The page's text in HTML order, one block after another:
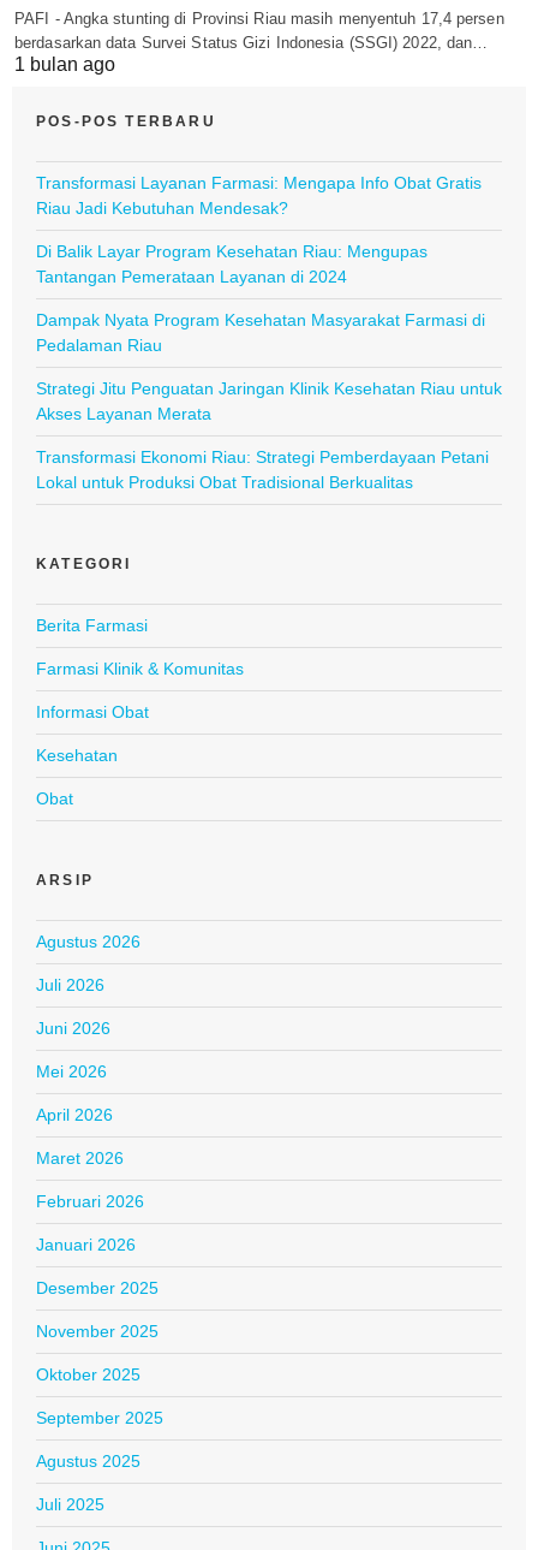
PAFI - Angka stunting di Provinsi Riau masih menyentuh 17,4 persen
berdasarkan data Survei Status Gizi Indonesia (SSGI) 2022, dan…
1 bulan ago
POS-POS TERBARU
Transformasi Layanan Farmasi: Mengapa Info Obat Gratis
Riau Jadi Kebutuhan Mendesak?
Di Balik Layar Program Kesehatan Riau: Mengupas
Tantangan Pemerataan Layanan di 2024
Dampak Nyata Program Kesehatan Masyarakat Farmasi di
Pedalaman Riau
Strategi Jitu Penguatan Jaringan Klinik Kesehatan Riau untuk
Akses Layanan Merata
Transformasi Ekonomi Riau: Strategi Pemberdayaan Petani
Lokal untuk Produksi Obat Tradisional Berkualitas
KATEGORI
Berita Farmasi
Farmasi Klinik & Komunitas
Informasi Obat
Kesehatan
Obat
ARSIP
Agustus 2026
Juli 2026
Juni 2026
Mei 2026
April 2026
Maret 2026
Februari 2026
Januari 2026
Desember 2025
November 2025
Oktober 2025
September 2025
Agustus 2025
Juli 2025